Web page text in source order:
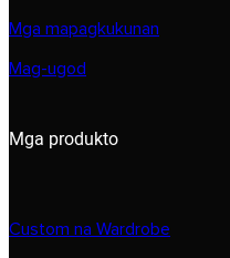
Mga mapagkukunan
Mag-ugod
Mga produkto
Custom na Wardrobe